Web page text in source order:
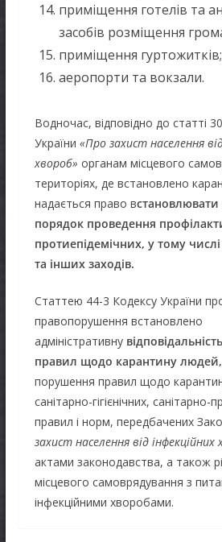
приміщення готелів та
засобів розміщення
приміщення гуртожитків;
аеропорти та вокзали.
Водночас, відповідно до статті
України «Про захист населення
хвороб» органам місцевого
територіях, де встановлено
надається право в
порядок проведення
протиепідемічних, у тому
та інших заходів.
Статтею 44-3 Кодексу України про
правопорушення встановлено
адміністративну
правил щодо карантину людей,
порушення правил щодо
санітарно-гігієнічних, санітарно-
правил і норм, передбачених
захист населення від інфекційних
актами законодавства, а також
місцевого самоврядування з
інфекційними хворобами.